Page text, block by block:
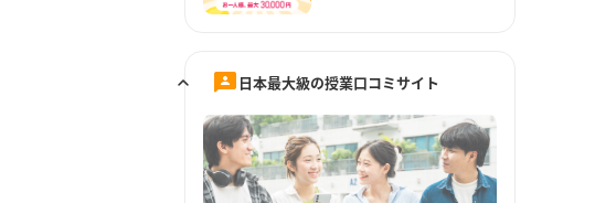
日本最大級の授業口コミサイト